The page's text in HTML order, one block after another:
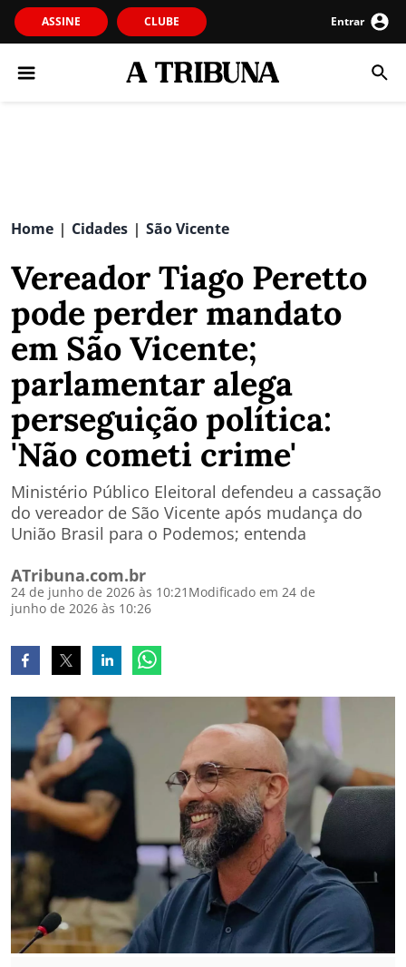
ASSINE CLUBE Entrar
Home | Cidades | São Vicente
Vereador Tiago Peretto
pode perder mandato
em São Vicente;
parlamentar alega
perseguição política:
'Não cometi crime'
Ministério Público Eleitoral defendeu a cassação
do vereador de São Vicente após mudança do
União Brasil para o Podemos; entenda
ATribuna.com.br
24 de junho de 2026 às 10:21 Modificado em 24 de
junho de 2026 às 10:26